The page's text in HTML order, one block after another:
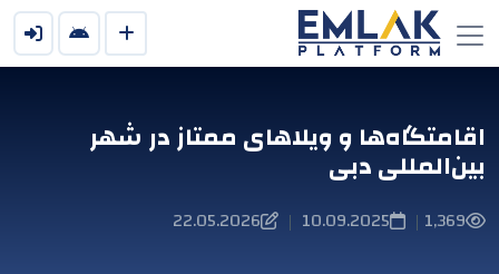
اقامتگاه‌ها و ویلاهای ممتاز در شهر
بین‌المللی دبی
1,369
|
10.09.2025
|
22.05.2026